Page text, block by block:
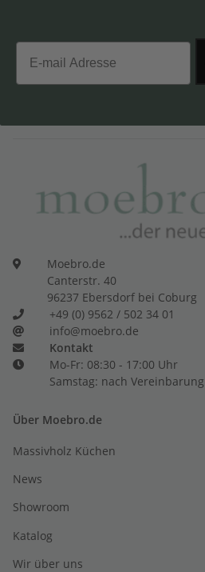
Email
Moebro.de
Canterstr. 40
96237 Ebersdorf bei Coburg
+49 (0) 9562 / 502 34 01
info@moebro.de
Kontakt
Mo-Fr: 08:30 - 17:00 Uhr
Samstag: nach Vereinbarung
Über Moebro.de
Massivholz Küchen
News
Showroom
Katalog
Wir über uns